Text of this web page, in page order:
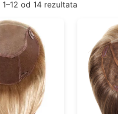
od 14 rezultata